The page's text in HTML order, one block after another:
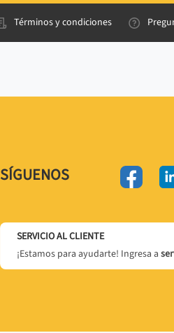
Términos y condiciones
SÍGUENOS
SERVICIO AL CLIENTE
¡Estamos para ayudarte! Ingresa a